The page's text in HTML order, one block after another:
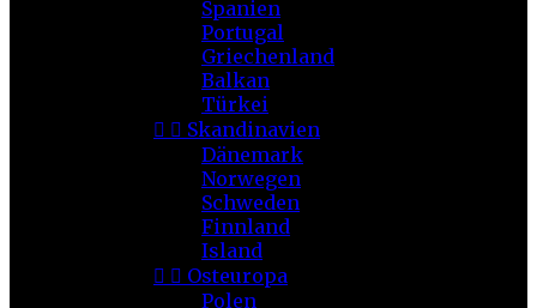
Spanien
Portugal
Griechenland
Balkan
Türkei
  Skandinavien
Dänemark
Norwegen
Schweden
Finnland
Island
  Osteuropa
Polen